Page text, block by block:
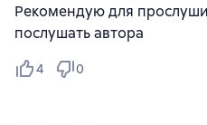
Рекомендую для
послушать автора
4 0